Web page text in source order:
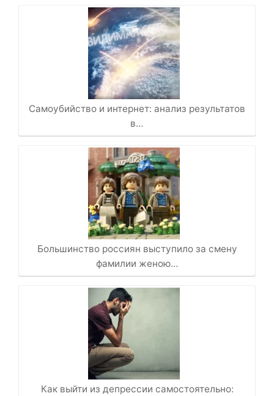
Самоубийство и интернет: анализ результатов
в…
Большинство россиян выступило за смену
фамилии женою…
Как выйти из депрессии самостоятельно: